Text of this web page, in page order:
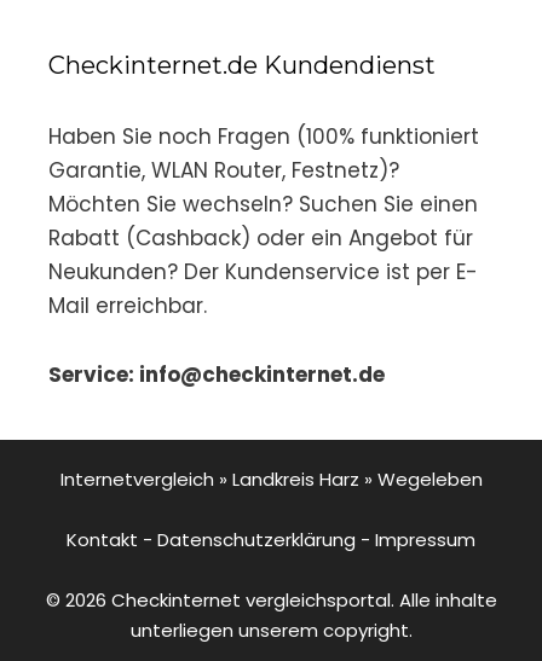
Checkinternet.de Kundendienst
Haben Sie noch Fragen (100% funktioniert
Garantie, WLAN Router, Festnetz)?
Möchten Sie wechseln? Suchen Sie einen
Rabatt (Cashback) oder ein Angebot für
Neukunden? Der Kundenservice ist per E-
Mail erreichbar.
Service: info@checkinternet.de
Internetvergleich » Landkreis Harz » Wegeleben
Kontakt - Datenschutzerklärung - Impressum
© 2026 Checkinternet vergleichsportal. Alle inhalte
unterliegen unserem copyright.